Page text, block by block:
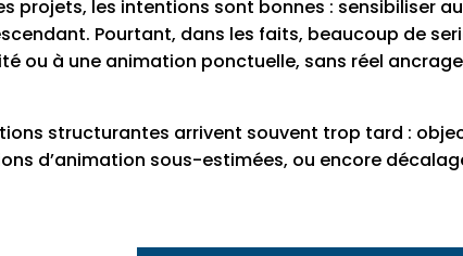
projets, les intentions sont bonnes : sensibiliser
Pourtant, dans les faits, beaucoup de
ou à une animation ponctuelle, sans réel
structurantes arrivent souvent trop tard :
d’animation sous-estimées, ou encore